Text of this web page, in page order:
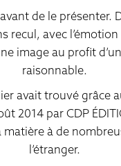
de le présenter.
recul, avec
image au profit
raisonnable.
avait trouvé grâce
2014 par CDP
à de
l’étranger.